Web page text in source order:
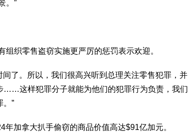
。”
织零售盗窃实施更严厉的惩罚表示欢迎。
了。所以，我们很高兴听到总理关注零售犯罪，并
……这样犯罪分子就能为他们的犯罪行为负责，我们
。”
加拿大扒手偷窃的商品价值高达$91亿加元。